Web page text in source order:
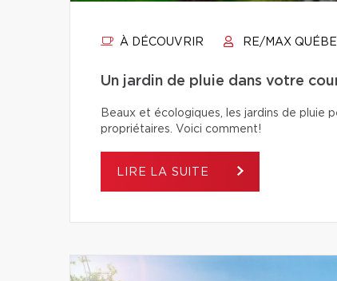
À DÉCOUVRIR RE/MAX
Un jardin de pluie dans votre
Beaux et écologiques, les jardins de pluie
propriétaires. Voici comment!
LIRE LA SUITE